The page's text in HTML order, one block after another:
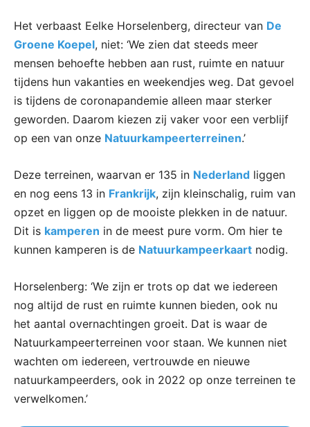
Het verbaast Eelke Horselenberg, directeur van De
Groene Koepel, niet: ‘We zien dat steeds meer
mensen behoefte hebben aan rust, ruimte en natuur
tijdens hun vakanties en weekendjes weg. Dat gevoel
is tijdens de coronapandemie alleen maar sterker
geworden. Daarom kiezen zij vaker voor een verblijf
op een van onze Natuurkampeerterreinen.’
Deze terreinen, waarvan er 135 in Nederland liggen
en nog eens 13 in Frankrijk, zijn kleinschalig, ruim van
opzet en liggen op de mooiste plekken in de natuur.
Dit is kamperen in de meest pure vorm. Om hier te
kunnen kamperen is de Natuurkampeerkaart nodig.
Horselenberg: ‘We zijn er trots op dat we iedereen
nog altijd de rust en ruimte kunnen bieden, ook nu
het aantal overnachtingen groeit. Dat is waar de
Natuurkampeerterreinen voor staan. We kunnen niet
wachten om iedereen, vertrouwde en nieuwe
natuurkampeerders, ook in 2022 op onze terreinen te
verwelkomen.’